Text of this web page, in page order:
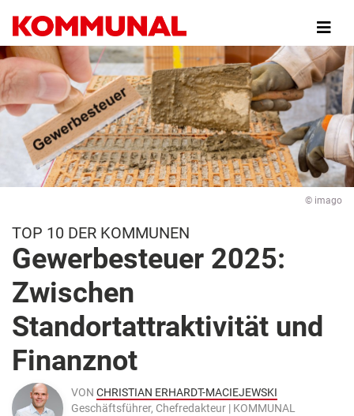
zum
Inhalt
© imago
TOP 10 DER KOMMUNEN
Gewerbesteuer 2025:
Zwischen
Standortattraktivität und
Finanznot
VON CHRISTIAN ERHARDT-MACIEJEWSKI
Geschäftsführer, Chefredakteur | KOMMUNAL